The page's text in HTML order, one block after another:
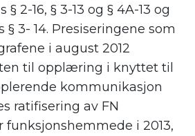
2-16, § 3-13 og § 4A-13 og
§ 3- 14. Presiseringene som
i august 2012
til opplæring i knyttet til
kommunikasjon
ratifisering av FN
funksjonshemmede i 2013,